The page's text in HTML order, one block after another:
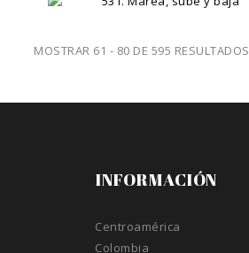
MOSTRAR 61 - 80 DE 595 RESULTADOS
INFORMACIÓN
Centroamérica
Colombia